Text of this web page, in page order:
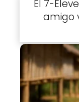
El 7-
amigo